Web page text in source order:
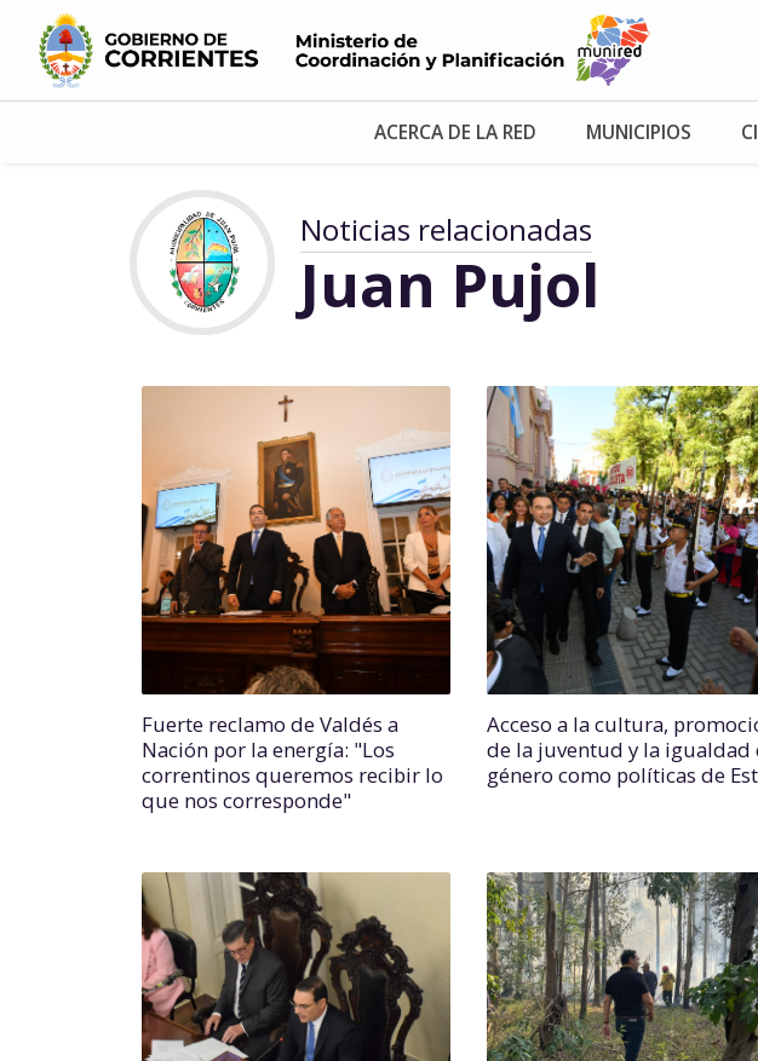
ACERCA DE LA RED MUNICIPIOS
Noticias relacionadas
Juan Pujol
Fuerte reclamo de Valdés a
Nación por la energía: "Los
correntinos queremos recibir lo
que nos corresponde"
Acceso a la cultura,
de la juventud y la igualdad
género como políticas de